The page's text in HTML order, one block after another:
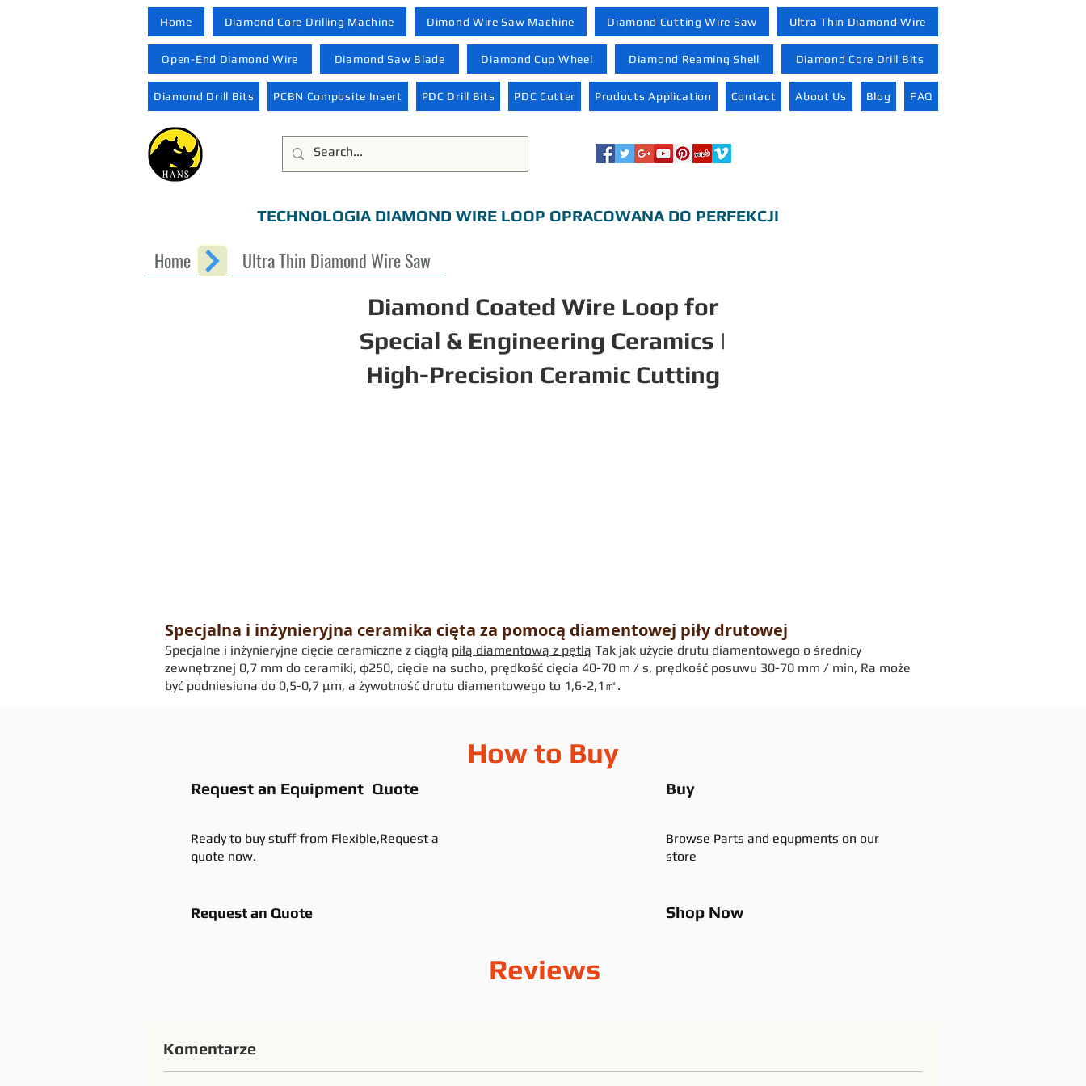
Home Diamond Core Drilling Machine Dimond Wire Saw Machine Diamond Cutting Wire Saw Ultra Thin Diamond Wire
Open-End Diamond Wire Diamond Saw Blade Diamond Cup Wheel Diamond Reaming Shell Diamond Core Drill Bits
Diamond Drill Bits PCBN Composite Insert PDC Drill Bits PDC Cutter Products Application Contact About Us Blog FAQ
TECHNOLOGIA DIAMOND WIRE LOOP OPRACOWANA DO PERFEKCJI
Home Ultra Thin Diamond Wire Saw
Diamond Coated Wire Loop for
Special & Engineering Ceramics |
High-Precision Ceramic Cutting
Specjalna i inżynieryjna ceramika cięta za pomocą diamentowej piły drutowej
Specjalne i inżynieryjne cięcie ceramiczne z ciągłą piłą diamentową z pętlą Tak jak użycie drutu diamentowego o średnicy
zewnętrznej 0,7 mm do ceramiki, φ250, cięcie na sucho, prędkość cięcia 40-70 m / s, prędkość posuwu 30-70 mm / min, Ra może
być podniesiona do 0,5-0,7 μm, a żywotność drutu diamentowego to 1,6-2,1㎡.
How to Buy
Request an Equipment Quote
Ready to buy stuff from Flexible,Request a
quote now.
Request an Quote
Buy
Browse Parts and equpments on our
store
Shop Now
Reviews
Komentarze